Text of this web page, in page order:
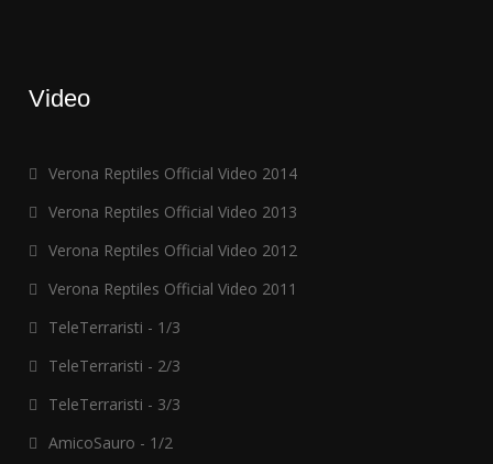
Video
Verona Reptiles Official Video 2014
Verona Reptiles Official Video 2013
Verona Reptiles Official Video 2012
Verona Reptiles Official Video 2011
TeleTerraristi - 1/3
TeleTerraristi - 2/3
TeleTerraristi - 3/3
AmicoSauro - 1/2